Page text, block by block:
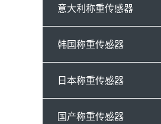
意大利称重传感器
韩国称重传感器
日本称重传感器
国产称重传感器